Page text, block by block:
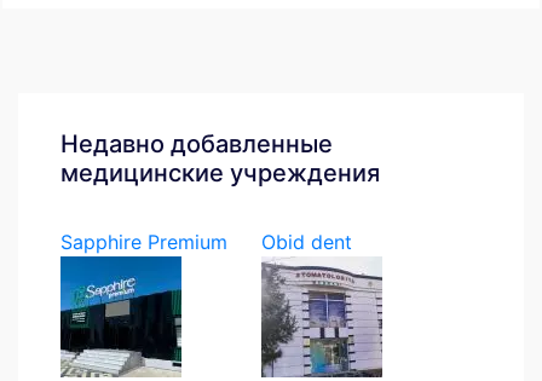
Недавно добавленные
медицинские учреждения
Sapphire Premium Obid dent